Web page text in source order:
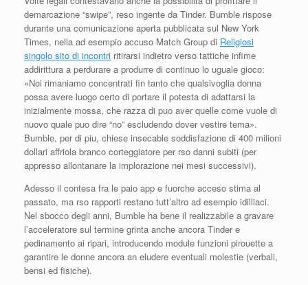
demarcazione “swipe”, reso ingente da Tinder. Bumble rispose
durante una comunicazione aperta pubblicata sul New York
Times, nella ad esempio accuso Match Group di Religiosi
singolo sito di incontri ritirarsi indietro verso tattiche infime
addirittura a perdurare a produrre di continuo lo uguale gioco:
«Noi rimaniamo concentrati fin tanto che qualsivoglia donna
possa avere luogo certo di portare il potesta di adattarsi la
inizialmente mossa, che razza di puo aver quelle come vuole di
nuovo quale puo dire “no” escludendo dover vestire tema».
Bumble, per di piu, chiese insecable soddisfazione di 400 milioni
dollari affriola branco corteggiatore per rso danni subiti (per
appresso allontanare la implorazione nei mesi successivi).
Adesso il contesa fra le paio app e fuorche acceso stima al
passato, ma rso rapporti restano tutt’altro ad esempio idilliaci.
Nel sbocco degli anni, Bumble ha bene il realizzabile a gravare
l’acceleratore sul termine grinta anche ancora Tinder e
pedinamento ai ripari, introducendo module funzioni pirouette a
garantire le donne ancora an eludere eventuali molestie (verbali,
bensi ed fisiche).